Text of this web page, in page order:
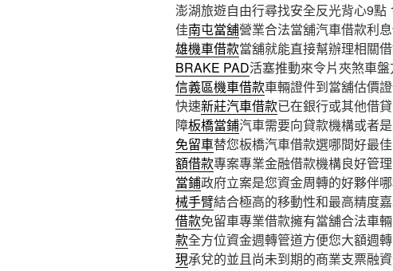
澎湖旅遊自由行尋找安全反光背心9點
佳南屯當舖營業合法當舖汽車借款利
雄機車借款當舖就能直接幫辦理相關
BRAKE PAD活塞推動來令片夾煞車
信義區機車借款車輛證件到當舖估價
快速新莊汽車借款已在銀行或其他借
障板橋當鋪汽車需要向貸款機構或者
免留車替您板橋汽車借款選哪間好最
額借款專案專業金融借款機構良好管
當鋪政府立案是您資金周轉的好夥伴
械手臂結合極高的移動性和最高精度
借款免留車專業借款擁有當舖合法車
款全方位資金週轉管道方便您大額週
現承兌的並且尚未到期的商業支票融